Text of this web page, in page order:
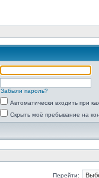
Забыли пароль?
Автоматически входить при
Скрыть моё пребывание на
Перейти: